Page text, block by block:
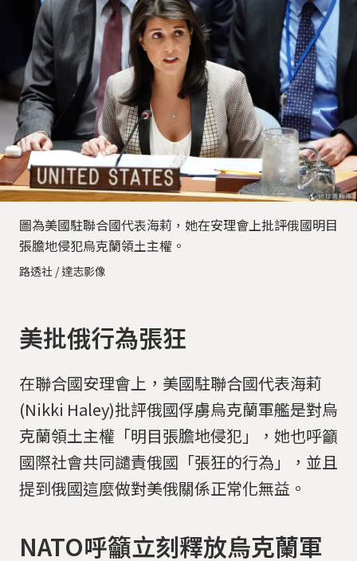
圖為美國駐聯合國代表海莉，她在安理會上批評俄國明目
張膽地侵犯烏克蘭領土主權。
路透社 / 達志影像
美批俄行為張狂
在聯合國安理會上，美國駐聯合國代表海莉
(Nikki Haley)批評俄國俘虜烏克蘭軍艦是對烏
克蘭領土主權「明目張膽地侵犯」，她也呼籲
國際社會共同譴責俄國「張狂的行為」，並且
提到俄國這麼做對美俄關係正常化無益。
NATO呼籲立刻釋放烏克蘭軍